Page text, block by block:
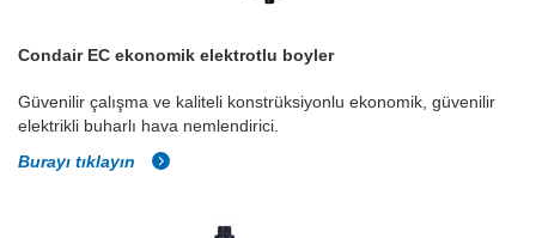
Condair EC ekonomik elektrotlu boyler
Güvenilir çalışma ve kaliteli konstrüksiyonlu ekonomik, güvenilir
elektrikli buharlı hava nemlendirici.
Burayı tıklayın